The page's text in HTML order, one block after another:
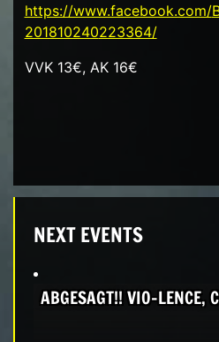
https://www.facebook.com/
201810240223364/
VVK 13€, AK 16€
NEXT EVENTS
ABGESAGT!! VIO-LENCE,